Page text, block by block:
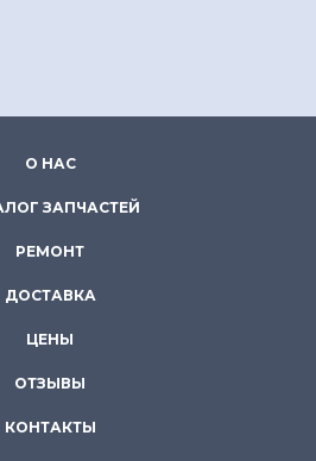
О НАС
ЗАПЧАСТЕЙ
РЕМОНТ
ДОСТАВКА
ЦЕНЫ
ОТЗЫВЫ
КОНТАКТЫ